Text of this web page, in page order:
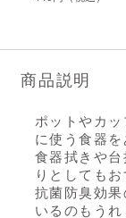
商品説明
ポットやカ
に使う食器を
食器拭きや
りとしてもお
抗菌防臭効
いるのもうれ